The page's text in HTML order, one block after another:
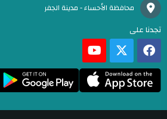
محافظة الأحساء - مدينة الجفر
تجدنا على